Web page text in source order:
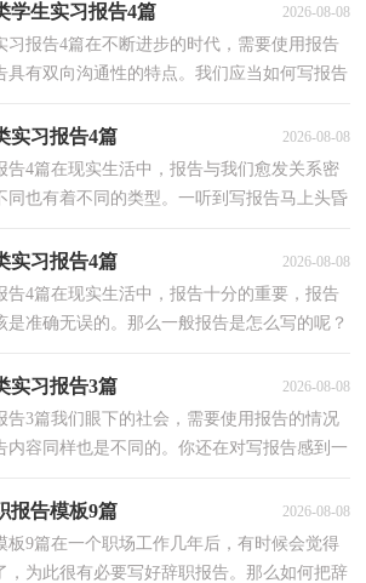
学生实习报告4篇 2026-08-08
习报告4篇在不断进步的时代，需要使用报告
具有双向沟通性的特点。我们应当如何写报告
实习报告4篇 2026-08-08
告4篇在现实生活中，报告与我们愈发关系密
同也有着不同的类型。一听到写报告马上头昏
实习报告4篇 2026-08-08
告4篇在现实生活中，报告十分的重要，报告
是准确无误的。那么一般报告是怎么写的呢？
实习报告3篇 2026-08-08
告3篇我们眼下的社会，需要使用报告的情况
内容同样也是不同的。你还在对写报告感到一
报告模板9篇 2026-08-08
板9篇在一个职场工作几年后，有时候会觉得
，为此很有必要写好辞职报告。那么如何把辞